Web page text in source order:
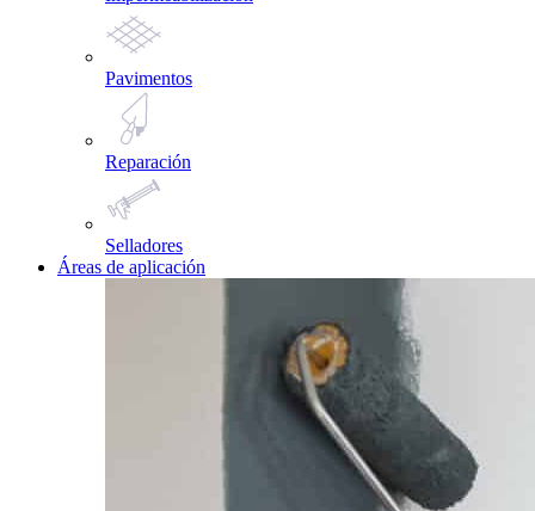
Pavimentos
Reparación
Selladores
Áreas de aplicación